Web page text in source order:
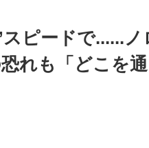
スピードで......
れも「どこを